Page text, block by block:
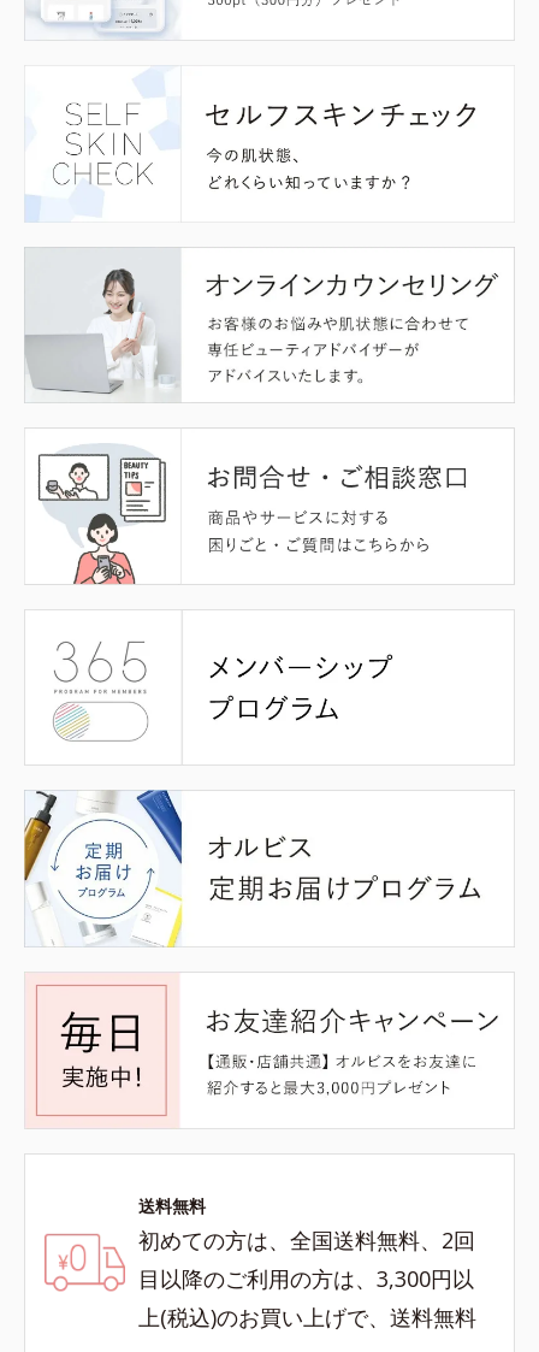
送料無料
初めての方は、全国送料無料、2回
目以降のご利用の方は、3,300円以
上(税込)のお買い上げで、送料無料